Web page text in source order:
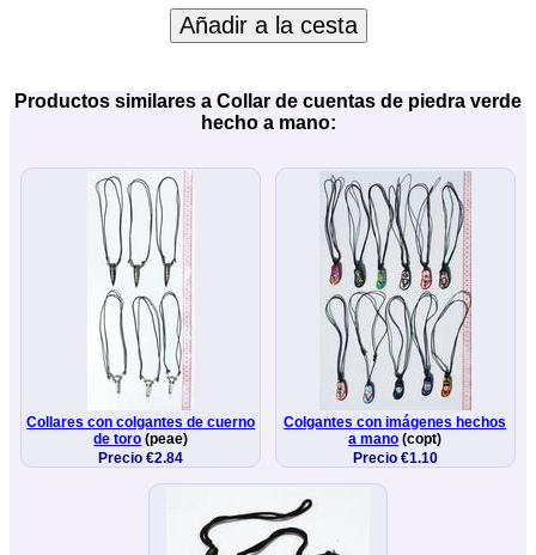
Añadir a la cesta
Productos similares a Collar de cuentas de piedra verde
hecho a mano:
Collares con colgantes de cuerno
de toro (peae)
Precio €2.84
Colgantes con imágenes hechos
a mano (copt)
Precio €1.10